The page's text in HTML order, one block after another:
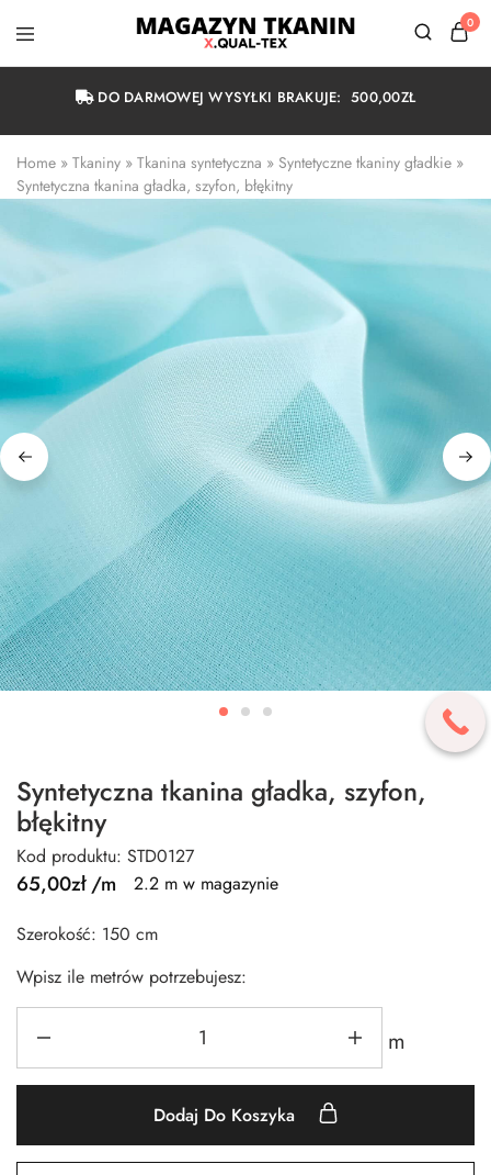
Magazyn
Warszawa
0
DO DARMOWEJ WYSYŁKI BRAKUJE:500,00ZŁ
Home » Tkaniny » Tkanina syntetyczna » Syntetyczne tkaniny gładkie »
Syntetyczna tkanina gładka, szyfon, błękitny
Syntetyczna tkanina gładka, szyfon,
błękitny
Kod produktu: STD0127
65,00zł/m
2.2 m w magazynie
Szerokość: 150 cm
Wpisz ile metrów potrzebujesz:
m
Dodaj Do Koszyka